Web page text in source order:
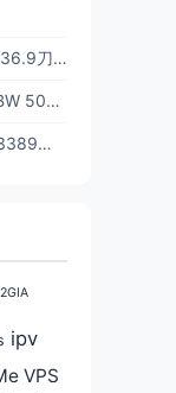
DMIT大规模补货香港机器，包含36.9刀的t1年付香港！！
1C 1GB RAM 20G SSD 500GB BW 500Mbps 三网CN2GIA回程优化线路 $39.9/年 - DMIT
一个脚本解决Windows远程桌面3389端口更改，防止被扫描，提高安全性(含防火墙放行)
ipv
VPS